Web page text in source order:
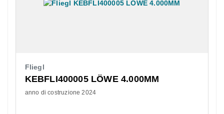
Fliegl
KEBFLI400005 LÖWE 4.000MM
anno di costruzione 2024